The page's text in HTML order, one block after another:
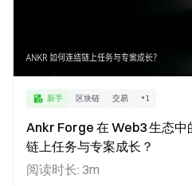
新手 区块链 交易 +1
Ankr Forge 在 Web3 生态中
链上任务与专案成长？
阅读时长: 3m